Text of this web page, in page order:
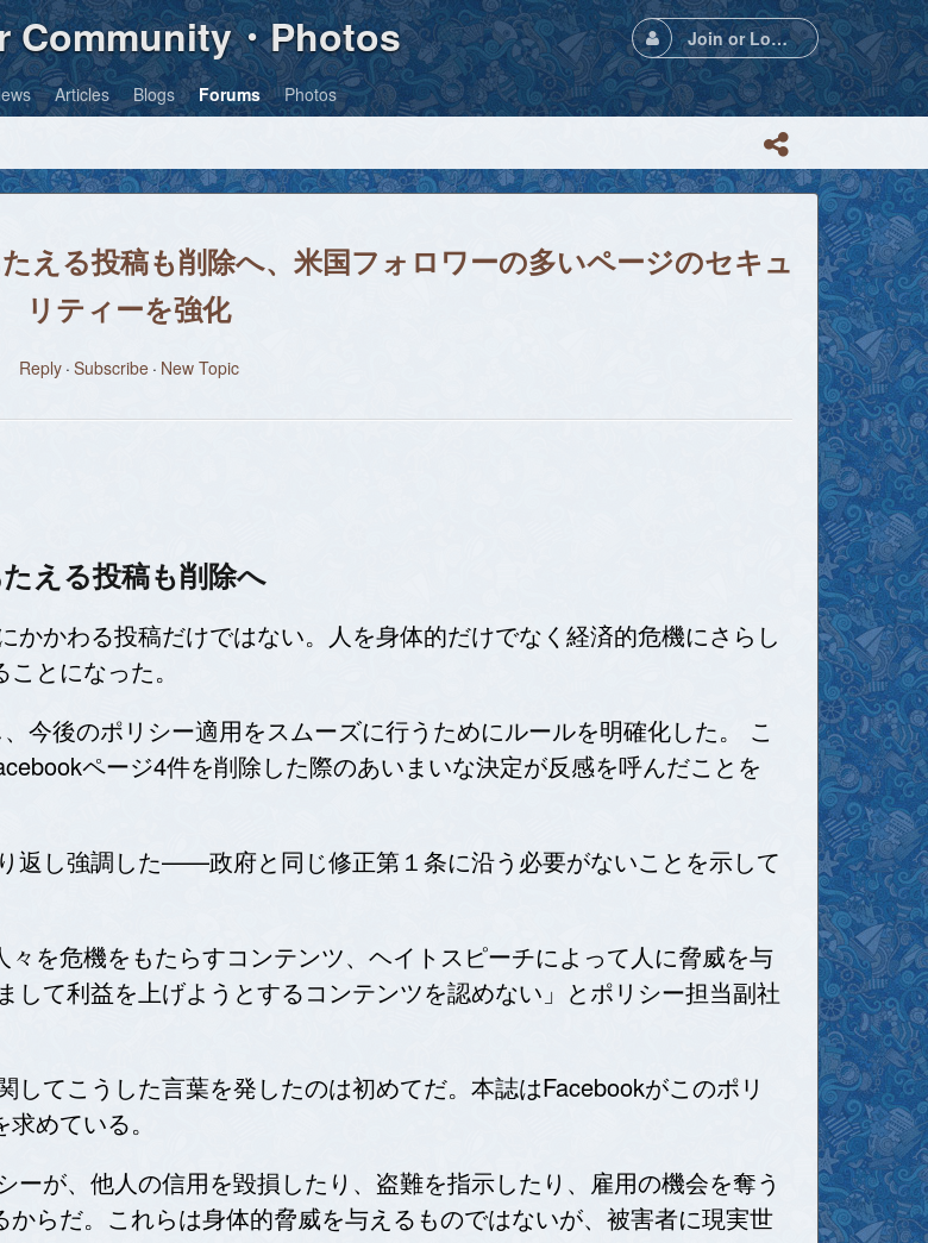
Community・Photos Join or Login
Articles Blogs Forums Photos
える投稿も削除へ、米国フォロワーの多いページのセキュ
リティーを強化
Reply Subscribe New Topic
える投稿も削除へ
かわる投稿だけではない。人を身体的だけでなく経済的危機にさらし
とになった。
今後のポリシー適用をスムーズに行うためにルールを明確化した。 こ
ページ4件を削除した際のあいまいな決定が反感を呼んだことを
返し強調した——政府と同じ修正第１条に沿う必要がないことを示して
々を危機をもたらすコンテンツ、ヘイトスピーチによって人に脅威を与
して利益を上げようとするコンテンツを認めない」とポリシー担当副社
てこうした言葉を発したのは初めてだ。本誌はFacebookがこのポリ
めている。
が、他人の信用を毀損したり、盗難を指示したり、雇用の機会を奪う
らだ。これらは身体的脅威を与えるものではないが、被害者に現実世